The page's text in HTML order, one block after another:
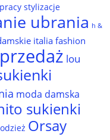
stylizacje
ubrania h &
italia fashion
lou
moda damska
sukienki
odzież Orsay